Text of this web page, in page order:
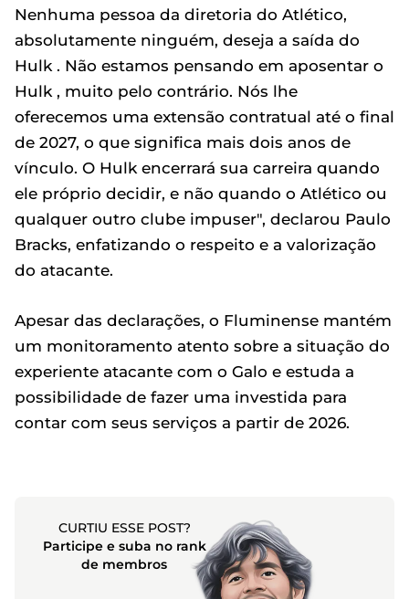
Nenhuma pessoa da diretoria do Atlético,
absolutamente ninguém, deseja a saída do
Hulk . Não estamos pensando em aposentar o
Hulk , muito pelo contrário. Nós lhe
oferecemos uma extensão contratual até o final
de 2027, o que significa mais dois anos de
vínculo. O Hulk encerrará sua carreira quando
ele próprio decidir, e não quando o Atlético ou
qualquer outro clube impuser", declarou Paulo
Bracks, enfatizando o respeito e a valorização
do atacante.
Apesar das declarações, o Fluminense mantém
um monitoramento atento sobre a situação do
experiente atacante com o Galo e estuda a
possibilidade de fazer uma investida para
contar com seus serviços a partir de 2026.
CURTIU ESSE POST?
Participe e suba no rank
de membros